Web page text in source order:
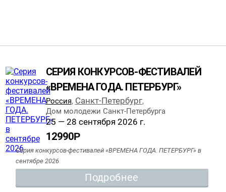
СЕРИЯ КОНКУРСОВ-ФЕСТИВАЛЕЙ
«ВРЕМЕНА ГОДА. ПЕТЕРБУРГ»
Россия, Санкт-Петербург,
Дом молодежи Санкт-Петербурга
25 — 28 сентября 2026 г.
12990Р
Серия конкурсов-фестивалей «ВРЕМЕНА ГОДА. ПЕТЕРБУРГ» в
сентябре 2026
Подробнее